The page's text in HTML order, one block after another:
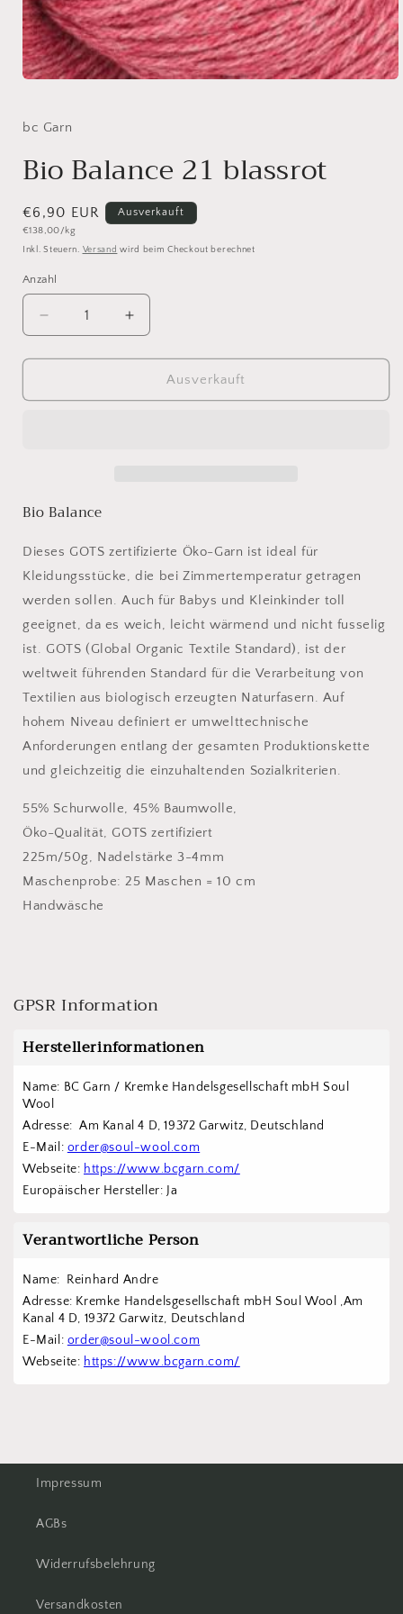
Modal
bc Garn
Bio Balance 21 blassrot
Normaler
Preis
€6,90 EUR
Grundpreis
€138,00/kg
Ausverkauft
Inkl. Steuern. Versand wird beim Checkout berechnet
Anzahl
Anzahl
Verringere
die
Menge
Bio
Erhöhe
die
Menge
Bio
Ausverkauft
Bio Balance
Dieses GOTS zertifizierte Öko-Garn ist ideal für
Kleidungsstücke, die bei Zimmertemperatur getragen
werden sollen. Auch für Babys und Kleinkinder toll
geeignet, da es weich, leicht wärmend und nicht fusselig
ist. GOTS (Global Organic Textile Standard), ist der
weltweit führenden Standard für die Verarbeitung von
Textilien aus biologisch erzeugten Naturfasern. Auf
hohem Niveau definiert er umwelttechnische
Anforderungen entlang der gesamten Produktionskette
und gleichzeitig die einzuhaltenden Sozialkriterien.
55% Schurwolle, 45% Baumwolle,
Öko-Qualität, GOTS zertifiziert
225m/50g, Nadelstärke 3-4mm
Maschenprobe: 25 Maschen = 10 cm
Handwäsche
GPSR Information
Herstellerinformationen
Name: BC Garn / Kremke Handelsgesellschaft mbH Soul
Wool
Adresse:  Am Kanal 4 D, 19372 Garwitz, Deutschland
E-Mail: order@soul-wool.com
Webseite: https://www.bcgarn.com/
Europäischer Hersteller: Ja
Verantwortliche Person
Name:  Reinhard Andre
Adresse: Kremke Handelsgesellschaft mbH Soul Wool ,Am
Kanal 4 D, 19372 Garwitz, Deutschland
E-Mail: order@soul-wool.com
Webseite: https://www.bcgarn.com/
Impressum
AGBs
Widerrufsbelehrung
Versandkosten